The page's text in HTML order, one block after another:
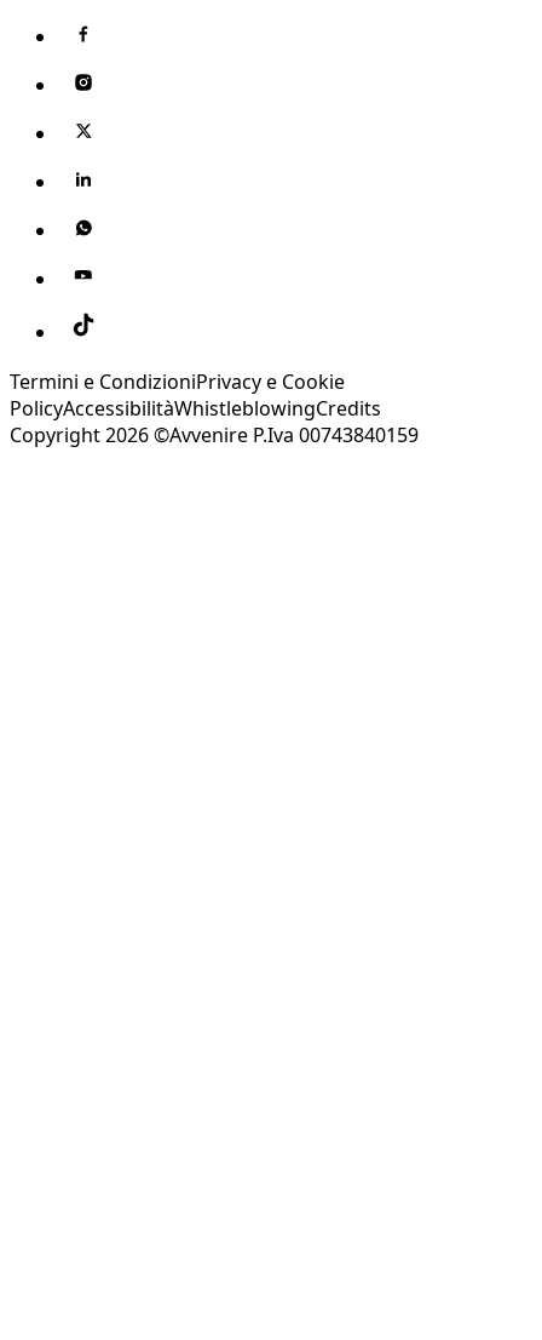
Termini e CondizioniPrivacy e Cookie
PolicyAccessibilitàWhistleblowingCredits
Copyright 2026 ©Avvenire P.Iva 00743840159